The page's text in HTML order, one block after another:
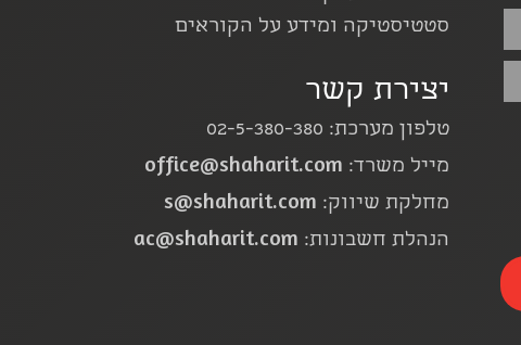
סטטיסטיקה ומידע על הקוראים
יצירת קשר
טלפון מערכת: 02-5-380-380
מייל משרד: office@shaharit.com
מחלקת שיווק: s@shaharit.com
הנהלת חשבונות: ac@shaharit.com